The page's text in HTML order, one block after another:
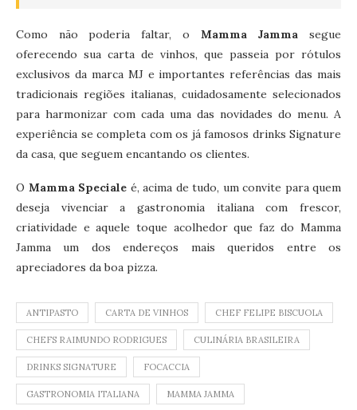
Como não poderia faltar, o Mamma Jamma segue
oferecendo sua carta de vinhos, que passeia por rótulos
exclusivos da marca MJ e importantes referências das mais
tradicionais regiões italianas, cuidadosamente selecionados
para harmonizar com cada uma das novidades do menu. A
experiência se completa com os já famosos drinks Signature
da casa, que seguem encantando os clientes.
O Mamma Speciale é, acima de tudo, um convite para quem
deseja vivenciar a gastronomia italiana com frescor,
criatividade e aquele toque acolhedor que faz do Mamma
Jamma um dos endereços mais queridos entre os
apreciadores da boa pizza.
ANTIPASTO CARTA DE VINHOS CHEF FELIPE BISCUOLA
CHEFS RAIMUNDO RODRIGUES CULINÁRIA BRASILEIRA
DRINKS SIGNATURE FOCACCIA
GASTRONOMIA ITALIANA MAMMA JAMMA